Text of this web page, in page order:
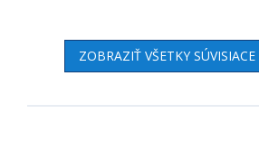
ZOBRAZIŤ VŠETKY